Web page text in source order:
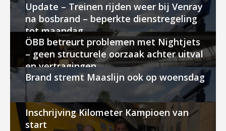
Update – Treinen rijden weer bij Venray
na bosbrand – beperkte dienstregeling
tot maandag
ÖBB betreurt problemen met Nightjets
– geen structurele oorzaak achter uitval
en vertragingen
Brand stremt Maaslijn ook op woensdag
Inschrijving Kilometer Kampioen van
start